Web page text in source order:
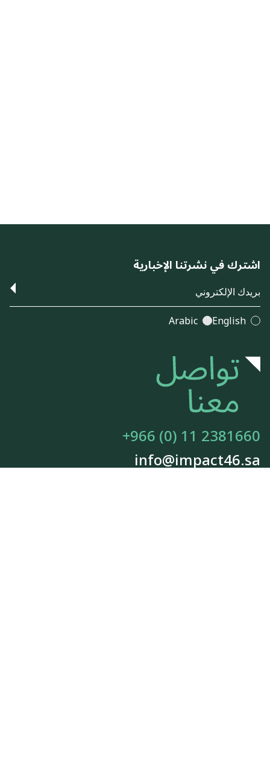
اشترك في نشرتنا الإخبارية
English
Arabic
+966 (0) 11 2381660
info@impact46.sa